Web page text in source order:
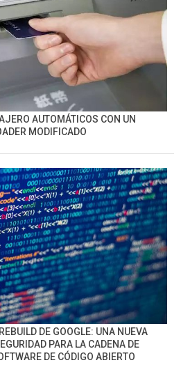
AUTOMÁTICOS CON UN
MODIFICADO
DE GOOGLE: UNA NUEVA
PARA LA CADENA DE
DE CÓDIGO ABIERTO